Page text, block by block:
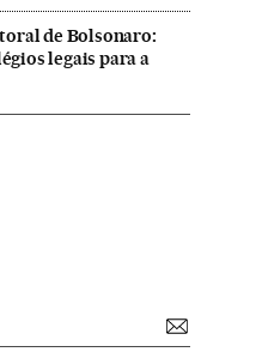
de Bolsonaro:
legais para a